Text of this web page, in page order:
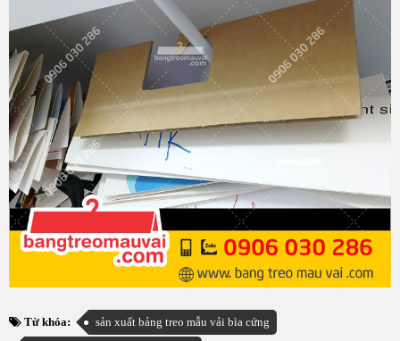
Từ khóa:
sản xuất bảng treo mẫu vải bìa cứng